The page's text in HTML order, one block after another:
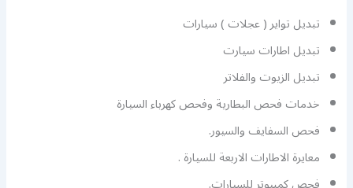
تبديل تواير ( عجلات ) سيارات
تبديل اطارات سيارت
تبديل الزيوت والفلاتر
خدمات فحص البطارية وفحص كهرباء السيارة
فحص السفايف والسيور.
معايرة الاطارات الاربعة للسيارة .